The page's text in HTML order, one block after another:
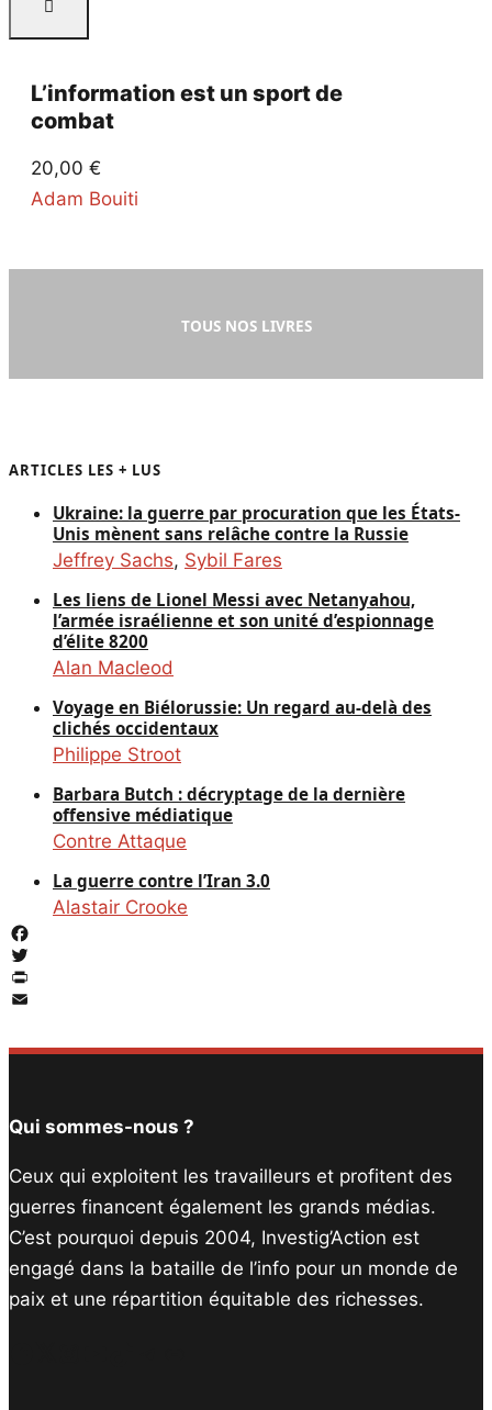
L’information est un sport de
combat
20,00 €
Adam Bouiti
TOUS NOS LIVRES
ARTICLES LES + LUS
Ukraine: la guerre par procuration que les États-
Unis mènent sans relâche contre la Russie
Jeffrey Sachs, Sybil Fares
Les liens de Lionel Messi avec Netanyahou,
l’armée israélienne et son unité d’espionnage
d’élite 8200
Alan Macleod
Voyage en Biélorussie: Un regard au-delà des
clichés occidentaux
Philippe Stroot
Barbara Butch : décryptage de la dernière
offensive médiatique
Contre Attaque
La guerre contre l’Iran 3.0
Alastair Crooke
Facebook
Twitter
PrintFriendly
Qui sommes-nous ?
Ceux qui exploitent les travailleurs et profitent des
guerres financent également les grands médias.
C’est pourquoi depuis 2004, Investig’Action est
engagé dans la bataille de l’info pour un monde de
paix et une répartition équitable des richesses.